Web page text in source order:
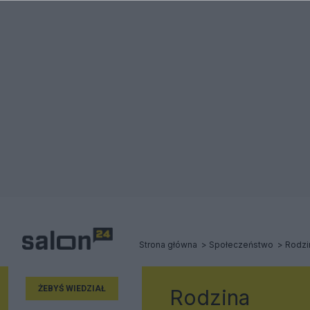
Strona główna Społeczeństwo
ŻEBYŚ WIEDZIAŁ Rodzina